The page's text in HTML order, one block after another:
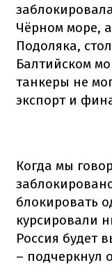
Чёрном море,
Подоляка,
Балтийском
танкеры не
экспорт и
Когда мы
блокировать
курсировали
Россия будет
– подчеркнул